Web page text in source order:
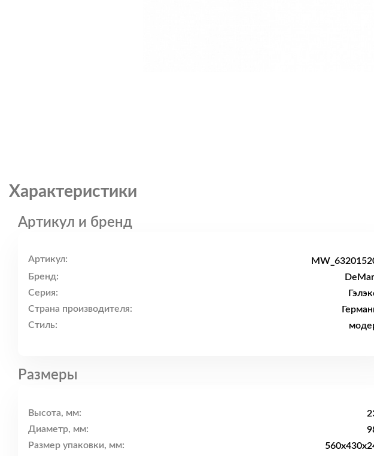
Характеристики
Артикул и бренд
Артикул:
Бренд:
Серия:
Страна производителя:
Стиль:
Размеры
Высота, мм:
Диаметр, мм:
Размер упаковки, мм: